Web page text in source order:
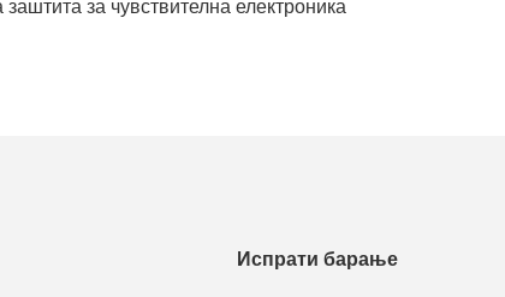
за чувствителна електроника
Испрати барање